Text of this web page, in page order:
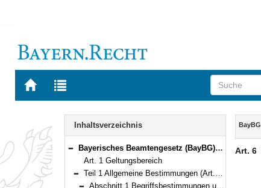
Zur
BAYERN.RECHT
Zur
letzten
Navigation
Inhaltsverzeichnis
Bereich reduzieren
Bayerisches Beamtengesetz (BayBG) Vom 29. Juli 2008 (GVBl. S. 500) BayRS 2030-1-1-F (Art. 1–147)
Art. 1 Geltungsbereich
Bereich reduzieren
Teil 1 Allgemeine Bestimmungen (Art. 2–17)
Abschnitt 1 Begriffsbestimmungen und Zuständigkeiten (Art. 2–6)
Inhalt
BayBG
Art. 6